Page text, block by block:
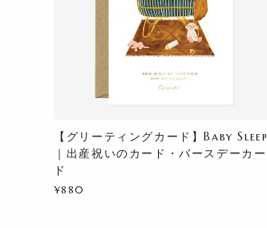
【グリーティングカード】Baby Sleep
｜出産祝いのカード・バースデーカー
ド
¥880